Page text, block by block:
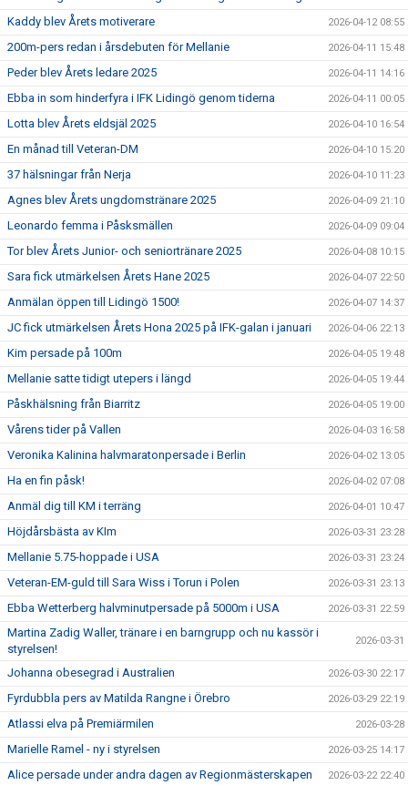
Kaddy blev Årets motiverare 2026-04-12 08:55
200m-pers redan i årsdebuten för Mellanie 2026-04-11 15:48
Peder blev Årets ledare 2025 2026-04-11 14:16
Ebba in som hinderfyra i IFK Lidingö genom tiderna 2026-04-11 00:05
Lotta blev Årets eldsjäl 2025 2026-04-10 16:54
En månad till Veteran-DM 2026-04-10 15:20
37 hälsningar från Nerja 2026-04-10 11:23
Agnes blev Årets ungdomstränare 2025 2026-04-09 21:10
Leonardo femma i Påsksmällen 2026-04-09 09:04
Tor blev Årets Junior- och seniortränare 2025 2026-04-08 10:15
Sara fick utmärkelsen Årets Hane 2025 2026-04-07 22:50
Anmälan öppen till Lidingö 1500! 2026-04-07 14:37
JC fick utmärkelsen Årets Hona 2025 på IFK-galan i januari 2026-04-06 22:13
Kim persade på 100m 2026-04-05 19:48
Mellanie satte tidigt utepers i längd 2026-04-05 19:44
Påskhälsning från Biarritz 2026-04-05 19:00
Vårens tider på Vallen 2026-04-03 16:58
Veronika Kalinina halvmaratonpersade i Berlin 2026-04-02 13:05
Ha en fin påsk! 2026-04-02 07:08
Anmäl dig till KM i terräng 2026-04-01 10:47
Höjdårsbästa av KIm 2026-03-31 23:28
Mellanie 5.75-hoppade i USA 2026-03-31 23:24
Veteran-EM-guld till Sara Wiss i Torun i Polen 2026-03-31 23:13
Ebba Wetterberg halvminutpersade på 5000m i USA 2026-03-31 22:59
Martina Zadig Waller, tränare i en barngrupp och nu kassör i
styrelsen!
2026-03-31
Johanna obesegrad i Australien 2026-03-30 22:17
Fyrdubbla pers av Matilda Rangne i Örebro 2026-03-29 22:19
Atlassi elva på Premiärmilen 2026-03-28
Marielle Ramel - ny i styrelsen 2026-03-25 14:17
Alice persade under andra dagen av Regionmästerskapen 2026-03-22 22:40